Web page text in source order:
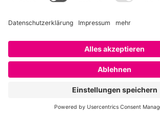
Copyright © 2026SAATKORN